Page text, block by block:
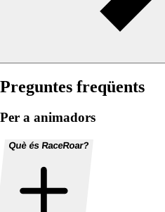
Preguntes freqüents
Per a animadors
Què és RaceRoar?